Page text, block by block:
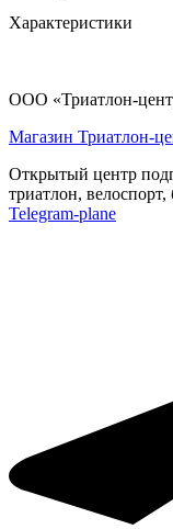
Характеристики
ООО «Триатлон-
Магазин Триатлон-
Открытый центр
триатлон,
Telegram-plane